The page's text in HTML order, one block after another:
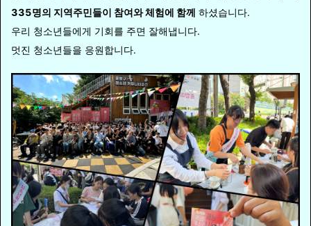
335명의 지역주민들이 참여와 체험에 함께 하셨습니다.
우리 청소년들에게 기회를 주면 잘해냅니다.
멋진 청소년들을 응원합니다.